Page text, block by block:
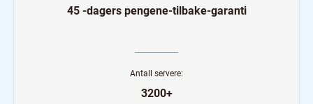
45 -dagers pengene-tilbake-garanti
Antall servere:
3200+